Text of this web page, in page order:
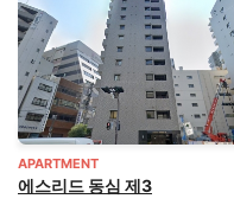
APARTMENT
에스리드 동심 제3